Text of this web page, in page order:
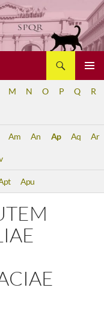
M N O P Q R
Am An Ap Aq Ar
Apu